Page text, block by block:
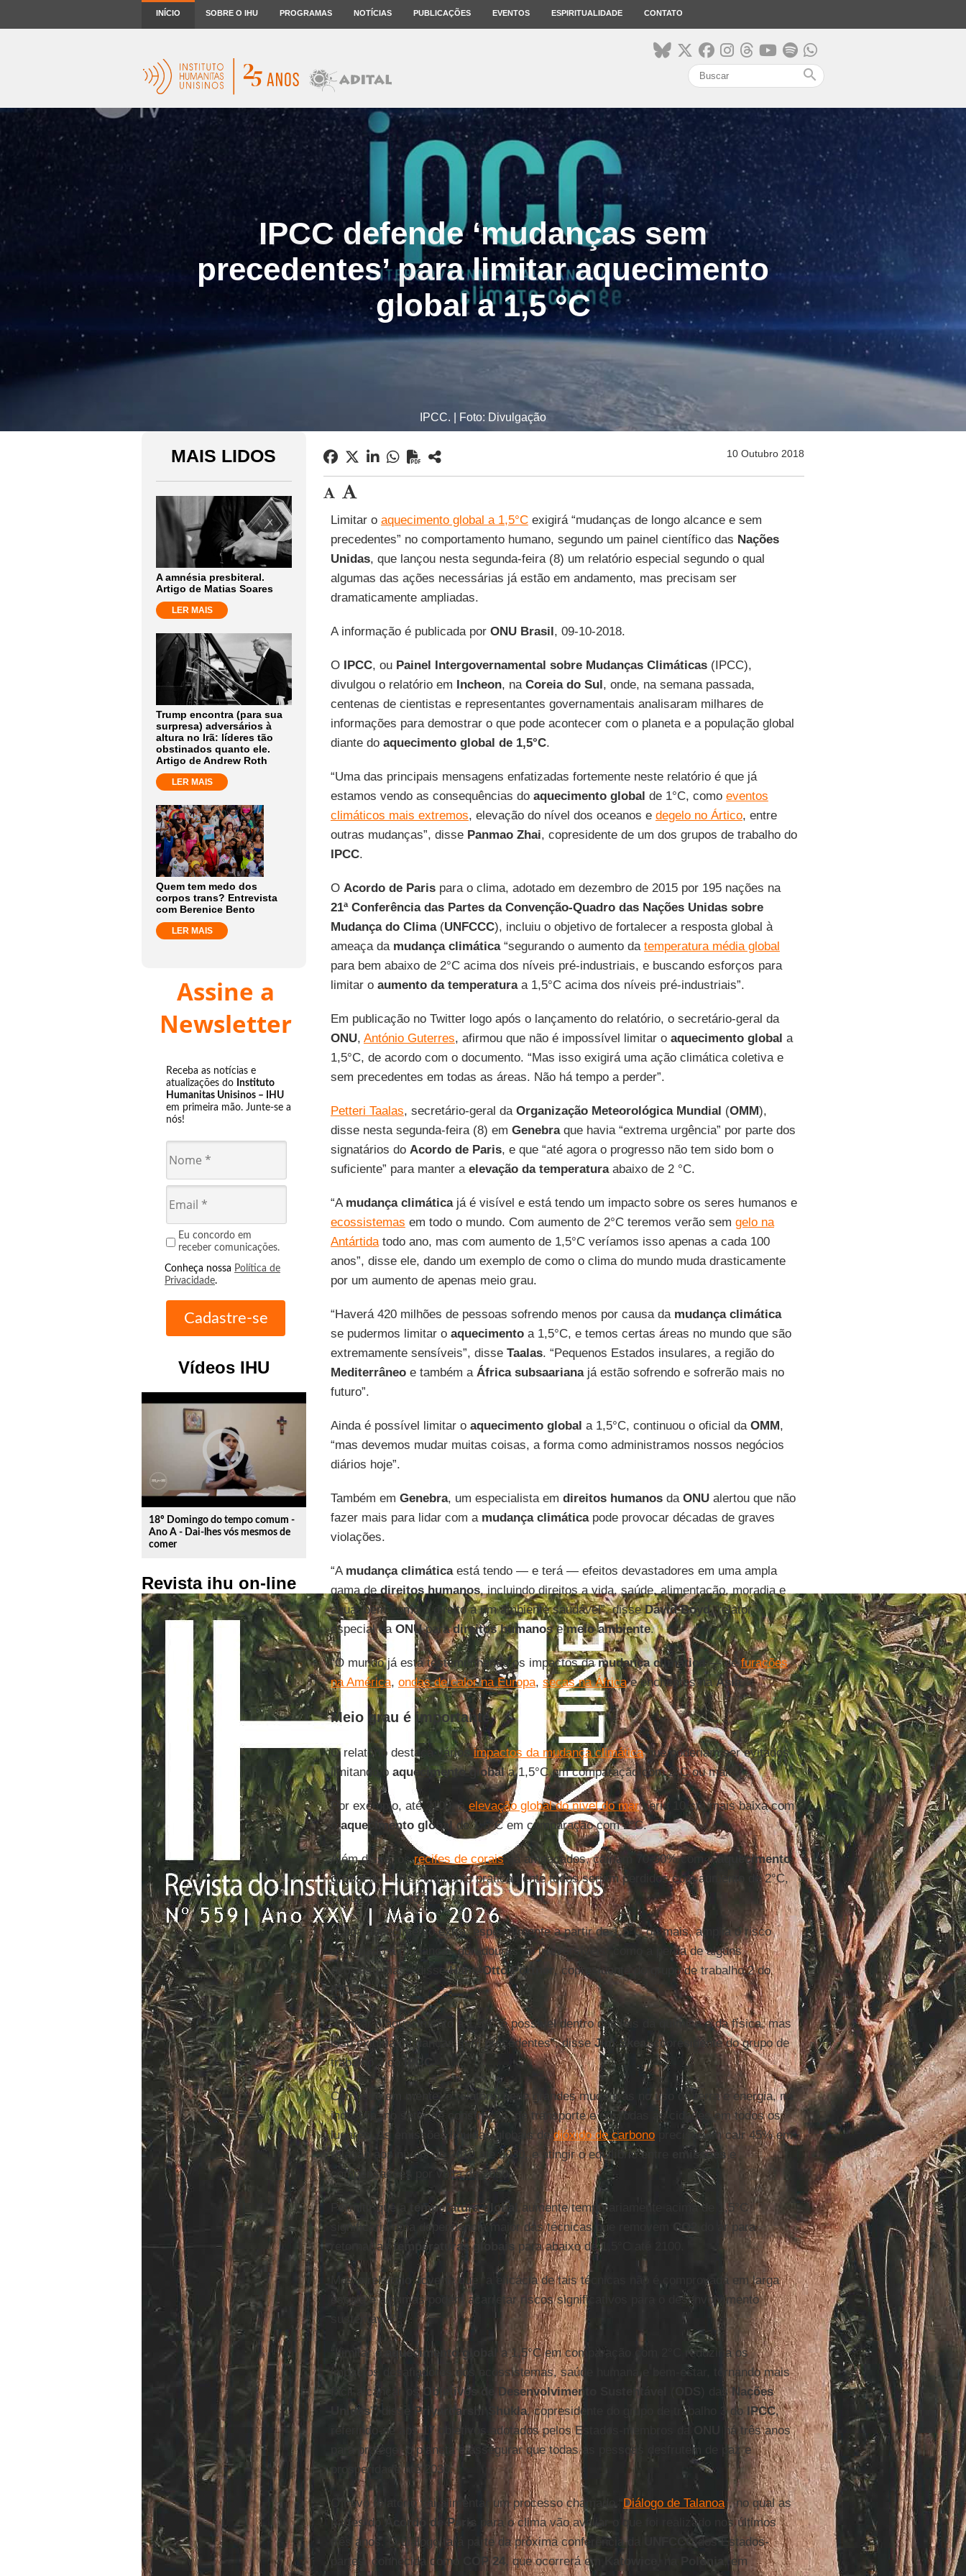
INÍCIO SOBRE O IHU PROGRAMAS NOTÍCIAS PUBLICAÇÕES EVENTOS ESPIRITUALIDADE CONTATO
search
IPCC defende ‘mudanças sem
precedentes’ para limitar aquecimento
global a 1,5 °C
IPCC. | Foto: Divulgação
MAIS LIDOS
A amnésia presbiteral.
Artigo de Matias Soares
LER MAIS
Trump encontra (para sua
surpresa) adversários à
altura no Irã: líderes tão
obstinados quanto ele.
Artigo de Andrew Roth
LER MAIS
Quem tem medo dos
corpos trans? Entrevista
com Berenice Bento
LER MAIS
Assine a
Newsletter
Receba as notícias e
atualizações do Instituto
Humanitas Unisinos – IHU
em primeira mão. Junte-se a
nós!
Eu concordo em
receber comunicações.
Conheça nossa Política de
Privacidade.
Vídeos IHU
play_circle_outline
18º Domingo do tempo comum -
Ano A - Dai-lhes vós mesmos de
comer
Revista ihu on-line
10 Outubro 2018
Limitar o aquecimento global a 1,5°Cexigirá “mudanças de longo alcance e sem
precedentes” no comportamento humano, segundo um painel científico das Nações
Unidas, que lançou nesta segunda-feira (8) um relatório especial segundo o qual
algumas das ações necessárias já estão em andamento, mas precisam ser
dramaticamente ampliadas.
A informação é publicada por ONU Brasil, 09-10-2018.
O IPCC, ou Painel Intergovernamental sobre Mudanças Climáticas(IPCC),
divulgou o relatório em Incheon, na Coreia do Sul, onde, na semana passada,
centenas de cientistas e representantes governamentais analisaram milhares de
informações para demostrar o que pode acontecer com o planeta e a população global
diante do aquecimento global de 1,5°C.
“Uma das principais mensagens enfatizadas fortemente neste relatório é que já
estamos vendo as consequências doaquecimento global de 1°C, como eventos
climáticos mais extremos, elevação do nível dos oceanos e degelo no Ártico, entre
outras mudanças”, disse Panmao Zhai, copresidente de um dos grupos de trabalho do
IPCC.
O Acordo de Parispara o clima, adotado em dezembro de 2015 por 195 nações na
21ª Conferência das Partes da Convenção-Quadro das Nações Unidas sobre
Mudança do Clima(UNFCCC), incluiu o objetivo de fortalecer a resposta global à
ameaça da mudança climática“segurando o aumento da temperatura média global
para bem abaixo de 2°C acima dos níveis pré-industriais, e buscando esforços para
limitar o aumento da temperaturaa 1,5°C acima dos níveis pré-industriais”.
Em publicação no Twitter logo após o lançamento do relatório, o secretário-geral da
ONU, António Guterres, afirmou que não é impossível limitar o aquecimento global a
1,5°C, de acordo com o documento. “Mas isso exigirá uma ação climática coletiva e
sem precedentes em todas as áreas. Não há tempo a perder”.
Petteri Taalas, secretário-geral da Organização Meteorológica Mundial (OMM),
disse nesta segunda-feira (8) em Genebraque havia “extrema urgência” por parte dos
signatários do Acordo de Paris, e que “até agora o progresso não tem sido bom o
suficiente” para manter a elevação da temperaturaabaixo de 2 °C.
“A mudança climáticajá é visível e está tendo um impacto sobre os seres humanos e
ecossistemas em todo o mundo. Com aumento de 2°C teremos verão sem gelo na
Antártidatodo ano, mas com aumento de 1,5°C veríamos isso apenas a cada 100
anos”, disse ele, dando um exemplo de como o clima do mundo muda drasticamente
por um aumento de apenas meio grau.
“Haverá 420 milhões de pessoas sofrendo menos por causa da mudança climática
se pudermos limitar o aquecimentoa 1,5°C, e temos certas áreas no mundo que são
extremamente sensíveis”, disse Taalas. “Pequenos Estados insulares, a região do
Mediterrâneoe também a África subsaarianajá estão sofrendo e sofrerão mais no
futuro”.
Ainda é possível limitar o aquecimento global a 1,5°C, continuou o oficial da OMM,
“mas devemos mudar muitas coisas, a forma como administramos nossos negócios
diários hoje”.
Também em Genebra, um especialista em direitos humanosda ONUalertou que não
fazer mais para lidar com a mudança climáticapode provocar décadas de graves
violações.
“A mudança climáticaestá tendo — e terá — efeitos devastadores em uma ampla
gama dedireitos humanos, incluindo direitos a vida, saúde, alimentação, moradia e
água, bem como o direito a um ambiente saudável”, disseDavid Boyd, relator
especial da ONUparadireitos humanosemeio ambiente.
“O mundo já está testemunhando os impactos damudança climática — defuracões
na América, ondas de calor na Europa, secas na Áfricae enchentes naÁsia.”
Meio grau é importante
O relatório destaca váriosimpactos da mudança climáticaque poderiam ser evitados
limitando o aquecimento globala 1,5°C em comparação com 2°C ou mais.
Por exemplo, até 2100, a elevação global do nível do marseria 10 cm mais baixa com
oaquecimento globalde 1,5°C em comparação com 2°C.
Além disso, osrecifes de corais, já ameaçados, cairiam 70-90% com oaquecimento
globalde 1,5°C, enquanto praticamente todos seriam perdidos com aumento de 2°C,
segundo o relatório.
“Cada aquecimento extra, especialmente a partir de 1,5°C ou mais, amplia o risco
associado a mudanças duradouras ou irreversíveis, como a perda de alguns
ecossistemas”, disseHans-Otto Pörtner, copresidente do grupo de trabalho 2 do
IPCC.
“Limitar o aquecimento a 1,5°C é possível dentro das leis da química e da física, mas
isso exigiria mudanças sem precedentes”, disseJim Skea, copresidente do grupo de
trabalho 3 doIPCC .
Com isso em mente, o relatório pede grandes mudanças no uso de terra e energia, na
indústria, no setor de construção, de transporte e em todas as cidades em todos os
lugares. As emissões líquidas globais dedióxido de carbonoprecisariam cair 45% em
relação aos níveis de 2010 até 2030, e atingir o equilíbrio entre
emissõese
compensações por volta de 2050.
Permitir que a temperatura global
aumente temporariamente acima de 1,5°C
significaria uma dependência maior das técnicas que removem
CO2
do ar para
retornar astemperaturas globaispara abaixo de 1,5°C até 2100.
Mas o relatório adverte que “a eficácia de tais técnicas não é comprovada em larga
escala e algumas podem acarretar riscos significativos para o desenvolvimento
sustentável”.
“Limitar o aquecimento global
a 1,5°C em comparação com 2°C reduziria os
impactos desafiadores nos ecossistemas, saúde humana e bem-estar, tornando mais
fácil alcançar osObjetivos de Desenvolvimento Sustentável ) dasNações
Unidas”, disse Priyardarshi Shukla, copresidente do grupo de trabalho 3 do IPCC,
referindo-se aos 17 objetivos adotados pelos Estados-membros da
há três anos
para proteger o planeta e assegurar que todas as pessoas desfrutem de paz e
prosperidade até 2030.
O novo relatório vai alimentar um processo chamado “ Diálogo de Talanoa”, no qual as
partes do
Acordo de Paris
para o clima vão avaliar o que foi realizado nos últimos
três anos. O diálogo fará parte da próxima conferência da
UNFCCCdos Estados-
partes, conhecida como
COP 24, que ocorrerá em Katowice Polônia
, em